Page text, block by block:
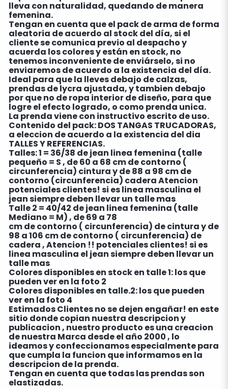
lleva con naturalidad, quedando de manera
femenina.
Tengan en cuenta que el pack de arma de forma
aleatoria de acuerdo al stock del día, si el
cliente se comunica previo al despacho y
acuerda los colores y están en stock, no
tenemos inconveniente de enviárselo, si no
enviaremos de acuerdo a la existencia del día.
Ideal para que la lleves debajo de calzas,
prendas de lycra ajustada, y tambien debajo
por que no de ropa interior de diseño, para que
logre el efecto logrado, o como prenda unica.
La prenda viene con instructivo escrito de uso.
Contenido del pack: DOS TANGAS TRUCADORAS,
a eleccion de acuerdo a la existencia del dia
TALLES Y REFERENCIAS.
Talles: 1 = 36/38 de jean linea femenina (talle
pequeño = S , de 60 a 68 cm de contorno (
circunferencia) cintura y de 88 a 98 cm de
contorno (circunferencia) cadera Atencion
potenciales clientes! si es linea masculina el
jean siempre deben llevar un talle mas
Talle 2 = 40/42 de jean linea femenina (talle
Mediano = M) , de 69 a 78
cm de contorno ( circunferencia) de cintura y de
98 a 106 cm de contorno ( circunferencia) de
cadera , Atencion !! potenciales clientes! si es
linea masculina el jean siempre deben llevar un
talle mas
Colores disponibles en stock en talle 1: los que
pueden ver en la foto 2
Colores disponibles en talle.2: los que pueden
ver en la foto 4
Estimados Clientes no se dejen engañar! en este
sitio donde copian nuestra descripcion y
publicacion , nuestro producto es una creacion
de nuestra Marca desde el año 2000 , lo
ideamos y confeccionamos especialmente para
que cumpla la funcion que informamos en la
descripcion de la prenda.
Tengan en cuenta que todas las prendas son
elastizadas.